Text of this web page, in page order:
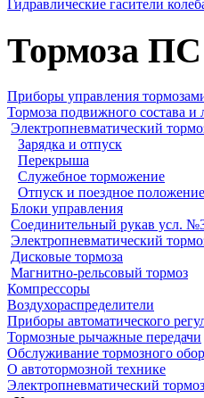
Гидравлические гасители
Тормоза ПС
Приборы управления
Тормоза подвижного состава и
Электропневматический
Зарядка и отпуск
Перекрыша
Служебное торможение
Отпуск и поездное положение
Блоки управления
Соединительный рукав усл.
Электропневматический
Дисковые тормоза
Магнитно-рельсовый тормоз
Компрессоры
Воздухораспределители
Приборы автоматического
Тормозные рычажные передачи
Обслуживание тормозного
О автотормозной технике
Электропневматический